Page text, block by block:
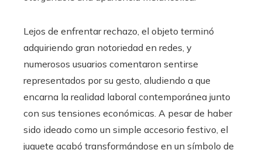
Lejos de enfrentar rechazo, el objeto terminó
adquiriendo gran notoriedad en redes, y
numerosos usuarios comentaron sentirse
representados por su gesto, aludiendo a que
encarna la realidad laboral contemporánea junto
con sus tensiones económicas. A pesar de haber
sido ideado como un simple accesorio festivo, el
juguete acabó transformándose en un símbolo de